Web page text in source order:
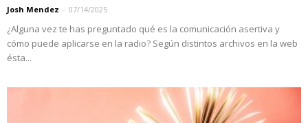
Josh Mendez - 07/14/2025
¿Alguna vez te has preguntado qué es la comunicación asertiva y
cómo puede aplicarse en la radio? Según distintos archivos en la web
ésta...